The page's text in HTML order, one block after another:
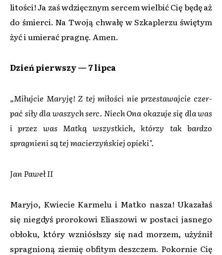
litości! Ja zaś wdzięcznym sercem wielbić Cię będę aż
do śmierci. Na Twoją chwałę w Szkaplerzu świętym
żyć i umierać pragnę. Amen.
Dzień pierwszy — 7 lipca
„Miłujcie Maryję! Z tej miłości nie przestawajcie czer­
pać siły dla waszych serc. Niech Ona okazuje się dla was
i przez was Matką wszystkich, którzy tak bardzo
spragnieni są tej macierzyńskiej opieki".
Jan Paweł II
Maryjo, Kwiecie Karmelu i Matko nasza! Ukazałaś
się niegdyś prorokowi Eliaszowi w postaci jasnego
obłoku, który wzniósłszy się nad morzem, użyźnił
spragnioną ziemię obfitym deszczem. Pokornie Cię